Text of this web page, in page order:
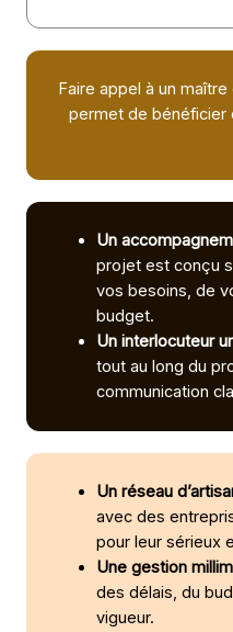
Faire appel à un
permet de bénéficier
Un
projet est conçu
vos besoins, de
budget.
Un interlocuteur
tout au long du
communication
Un réseau
avec des
pour leur sérieux
Une gestion
des délais, du
vigueur.